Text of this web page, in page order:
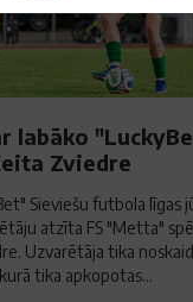
labāko
Zviedre
Sieviešu futbola līgas
atzīta FS "Metta"
Uzvarētāja tika
tika apkopotas...